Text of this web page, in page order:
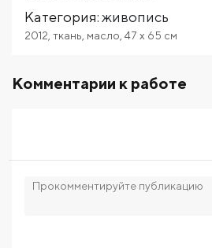
Категория:живопись
2012 ткань масло 47 x 65 см
Комментарии к работе